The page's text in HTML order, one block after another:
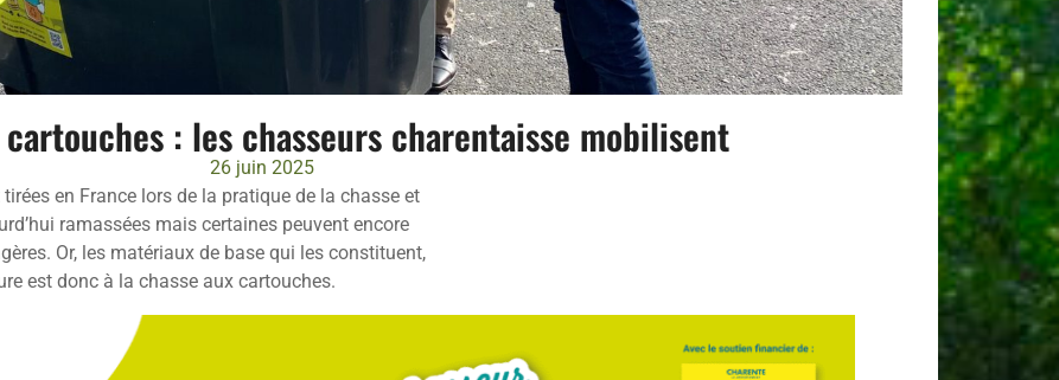
: les chasseurs charentaisse mobilisent
26 juin 2025
en France lors de la pratique de la chasse et
ramassées mais certaines peuvent encore
Or, les matériaux de base qui les constituent,
est donc à la chasse aux cartouches.